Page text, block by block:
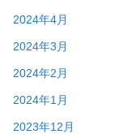
2024年4月
2024年3月
2024年2月
2024年1月
2023年12月